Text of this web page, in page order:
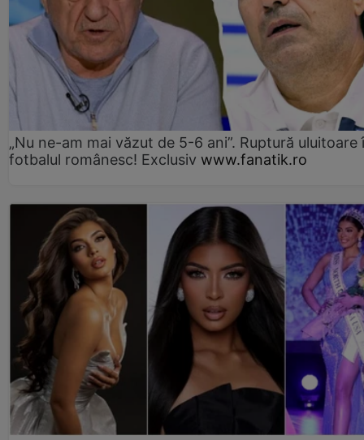
„Nu ne-am mai văzut de 5-6 ani”. Ruptură uluitoare
fotbalul românesc! Exclusiv www.fanatik.ro